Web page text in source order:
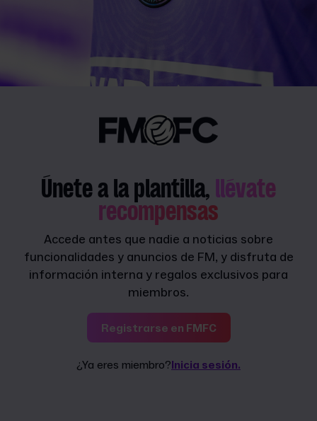
Únete a la plantilla, llévate
recompensas
Accede antes que nadie a noticias sobre
funcionalidades y anuncios de FM, y disfruta de
información interna y regalos exclusivos para
miembros.
Registrarse en FMFC
¿Ya eres miembro?Inicia sesión.